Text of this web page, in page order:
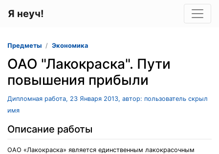
Я неуч!
Предметы Экономика
ОАО "Лакокраска". Пути
повышения прибыли
Дипломная работа, 23 Января 2013, автор: пользователь скрыл
имя
Описание работы
ОАО «Лакокраска» является единственным лакокрасочным